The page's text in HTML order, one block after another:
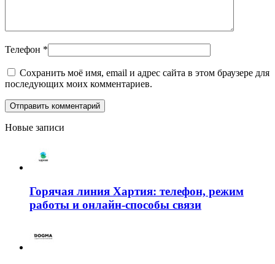
Телефон *
Сохранить моё имя, email и адрес сайта в этом браузере для
последующих моих комментариев.
Новые записи
Горячая линия Хартия: телефон, режим
работы и онлайн-способы связи